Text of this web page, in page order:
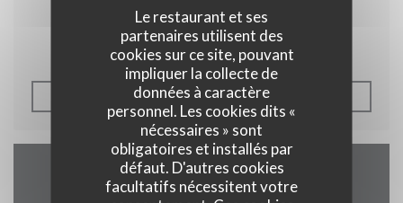
Le restaurant et ses
partenaires utilisent des
cookies sur ce site, pouvant
impliquer la collecte de
données à caractère
personnel. Les cookies dits «
nécessaires » sont
obligatoires et installés par
défaut. D'autres cookies
facultatifs nécessitent votre
Blog Gilles pudlosky
LIRE L'ARTICLE((OUVRE UNE NOUVELLE
Accès/Contact